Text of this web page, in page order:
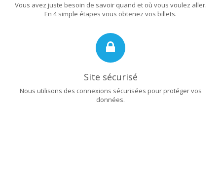
Vous avez juste besoin de savoir quand et où vous voulez aller.
En 4 simple étapes vous obtenez vos billets.
Site sécurisé
Nous utilisons des connexions sécurisées pour protéger vos
données.